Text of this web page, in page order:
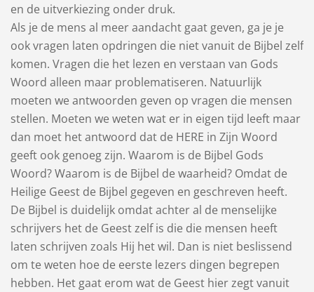
en de uitverkiezing onder druk.
Als je de mens al meer aandacht gaat geven, ga je je
ook vragen laten opdringen die niet vanuit de Bijbel zelf
komen. Vragen die het lezen en verstaan van Gods
Woord alleen maar problematiseren. Natuurlijk
moeten we antwoorden geven op vragen die mensen
stellen. Moeten we weten wat er in eigen tijd leeft maar
dan moet het antwoord dat de HERE in Zijn Woord
geeft ook genoeg zijn. Waarom is de Bijbel Gods
Woord? Waarom is de Bijbel de waarheid? Omdat de
Heilige Geest de Bijbel gegeven en geschreven heeft.
De Bijbel is duidelijk omdat achter al de menselijke
schrijvers het de Geest zelf is die die mensen heeft
laten schrijven zoals Hij het wil. Dan is niet beslissend
om te weten hoe de eerste lezers dingen begrepen
hebben. Het gaat erom wat de Geest hier zegt vanuit